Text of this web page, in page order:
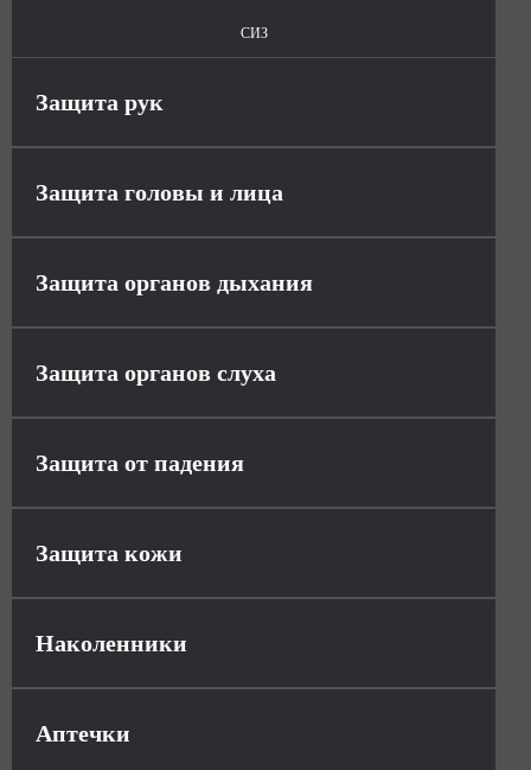
СИЗ
Защита рук
Защита головы и лица
Защита органов дыхания
Защита органов слуха
Защита от падения
Защита кожи
Наколенники
Аптечки